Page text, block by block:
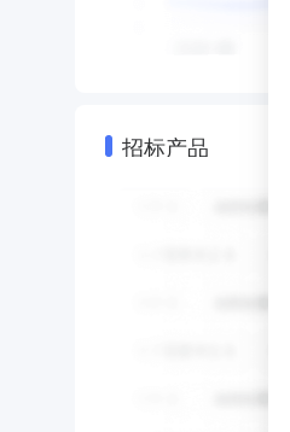
招标产品